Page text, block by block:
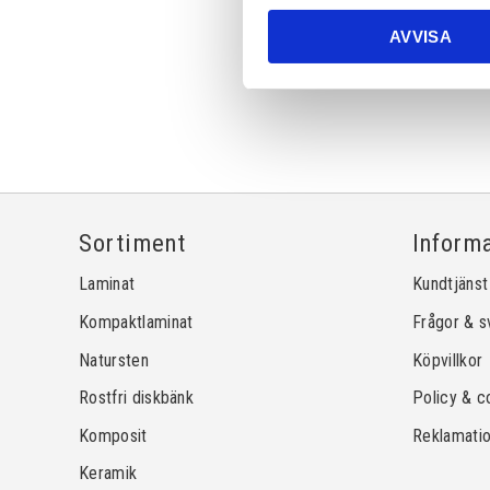
AVVISA
Sortiment
Laminat
Kompaktlaminat
Natursten
Rostfri diskbänk
Komposit
Keramik
Kundtjänst
Frågor &
Köpvillkor
Policy &